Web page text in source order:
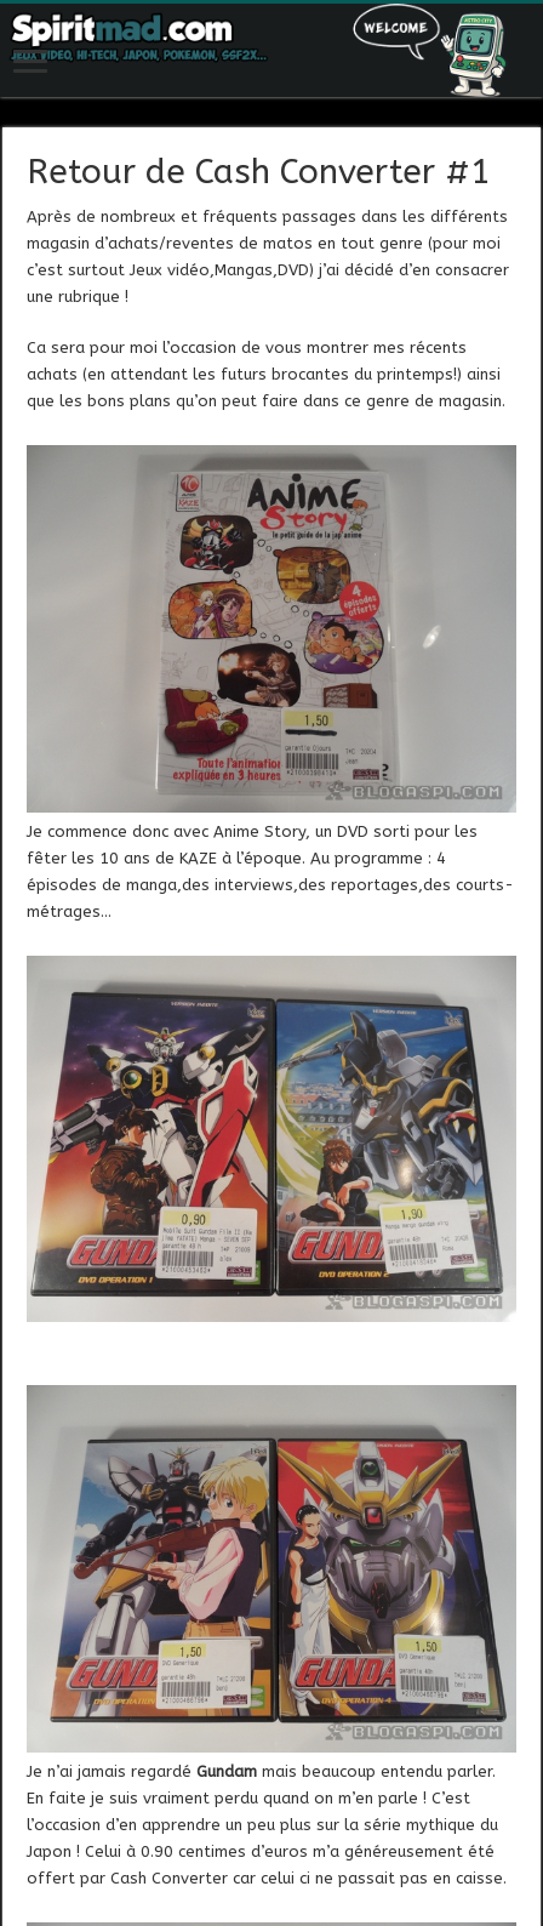
Retour de Cash Converter #1
Après de nombreux et fréquents passages dans les différents
magasin d’achats/reventes de matos en tout genre (pour moi
c’est surtout Jeux vidéo,Mangas,DVD) j’ai décidé d’en consacrer
une rubrique !
Ca sera pour moi l’occasion de vous montrer mes récents
achats (en attendant les futurs brocantes du printemps!) ainsi
que les bons plans qu’on peut faire dans ce genre de magasin.
Je commence donc avecAnime Story, un DVD sorti pour les
fêter les 10 ans de KAZE à l’époque. Au programme : 4
épisodes de manga,des interviews,des reportages,des courts-
métrages…
Je n’ai jamais regardéGundam mais beaucoup entendu parler.
En faite je suis vraiment perdu quand on m’en parle ! C’est
l’occasion d’en apprendre un peu plus sur la série mythique du
Japon ! Celui à 0.90 centimes d’euros m’a généreusement été
offert par Cash Converter car celui ci ne passait pas en caisse.